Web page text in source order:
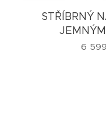
STŘÍBRNÝ
6